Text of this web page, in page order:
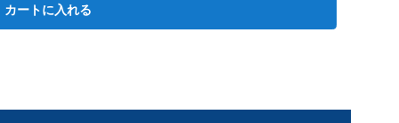
カートに入れる